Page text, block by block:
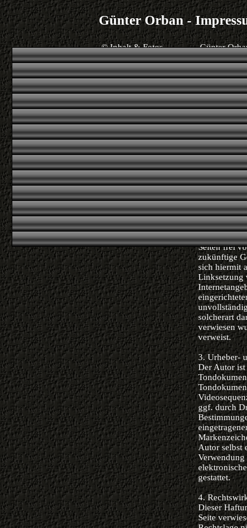
Günter Orban -
© Inhalt & Fotos
Günter
© Webdesign
Danielle
Rechtliche Hinweise
1. Inhalt des
Der Autor
der
materieller
wurden sind
ohne
zeitweise
2. Verweise
Bei direkten
dem Fall in
möglich und
erklärt
Seiten frei
zukünftige
sich hiermit
Linksetzung
solcherart
verwiesen
verweist.
3. Urheber-
Der Autor ist
ggf. durch
Autor selbst
gestattet.
4.
Dieser
Seite